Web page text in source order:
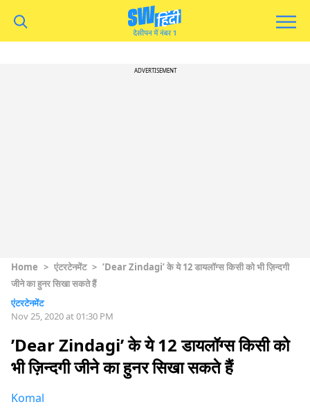
ADVERTISEMENT
Home > एंटरटेनमेंट > ’Dear Zindagi’ के ये 12 डायलॉग्स किसी को भी ज़िन्दगी
जीने का हुनर सिखा सकते हैं
एंटरटेनमेंट
Nov 25, 2020 at 01:30 PM
’Dear Zindagi’ के ये 12 डायलॉग्स किसी को
भी ज़िन्दगी जीने का हुनर सिखा सकते हैं
Komal